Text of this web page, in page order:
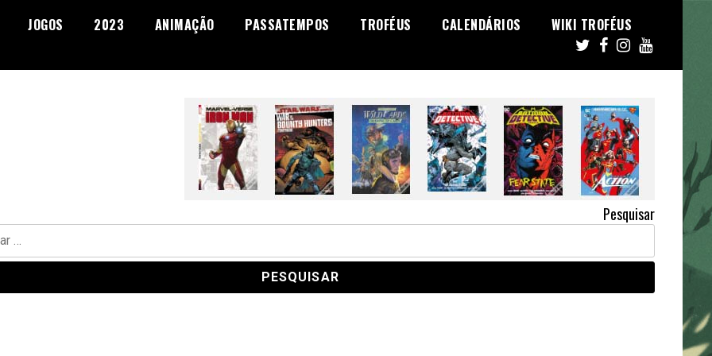
JOGOS 2023 ANIMAÇÃO PASSATEMPOS TROFÉUS CALENDÁRIOS WIKI TROFÉUS
Pesquisar